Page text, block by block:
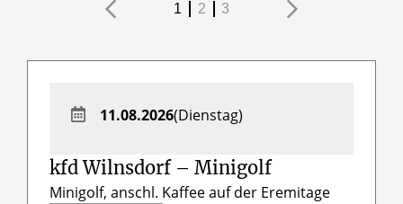
1 2 3
kfd Wilnsdorf – Minigolf
Minigolf, anschl. Kaffee auf der Eremitage
11.08.2026(Dienstag)